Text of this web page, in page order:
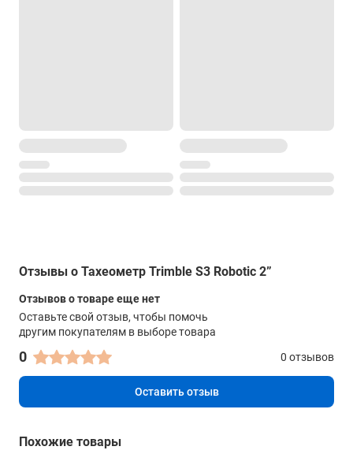
Память
128 Мб SDRAM, 128 Мб флэш
Клавиатура
Переменная (10 уровней)
Подсветка
дисплей
Разрядность дисплея
0.1"
Дисплей
пикселей)
Отзывы о Тахеометр Trimble S3 Robotic 2”
Отзывов о товаре еще нет
Оставьте свой отзыв, чтобы помочь
другим покупателям в выборе товара
0 0 отзывов
Оставить отзыв
Похожие товары